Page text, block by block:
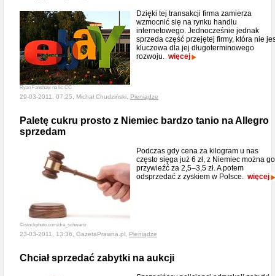
Ryan Fanshaw na lic CC
Dzięki tej transakcji firma zamierza
wzmocnić się na rynku handlu
internetowego. Jednocześnie jednak
sprzeda część przejętej firmy, która nie
kluczowa dla jej długoterminowego
rozwoju. więcej
29-03-2011, 07:25, Michał Chudziński, Pieniądze
Paletę cukru prosto z Niemiec bardzo tanio na Allegro
sprzedam
©istockphoto.com/dra_schwartz
Podczas gdy cena za kilogram u nas
często sięga już 6 zł, z Niemiec można go
przywieźć za 2,5–3,5 zł. A potem
odsprzedać z zyskiem w Polsce. więcej
23-03-2011, 13:36, GazetaPrawna.pl, Pieniądze
Chciał sprzedać zabytki na aukcji